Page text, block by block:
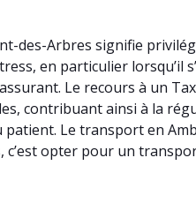
des-Arbres signifie
en particulier
Le recours à un
contribuant ainsi à la
Le transport en
c’est opter pour un